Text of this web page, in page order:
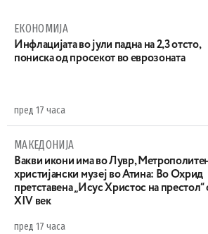
ЕКОНОМИЈА
Инфлацијата во јули падна на 2,3 отсто,
пониска од просекот во еврозоната
пред 17 часа
МАКЕДОНИЈА
Вакви икони има во Лувр,
христијански музеј во Атина: Во Охрид
претставена „Исус Христос на престол“
XIV век
пред 17 часа